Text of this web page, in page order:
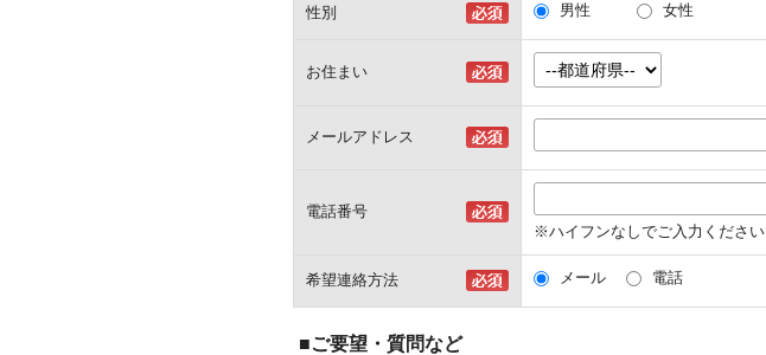
性別 男性 女性
お住まい
メールアドレス
電話番号
※ハイフンなしでご入力ください
希望連絡方法 メール 電話
■ご要望・質問など